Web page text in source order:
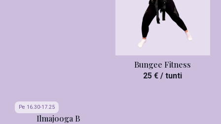
Bungee Fitness
25 € / tunti
Pe 16.30-17.25
Ilmajooga B